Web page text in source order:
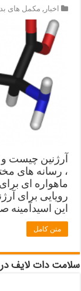
اخبار, مکمل های
آرژنین چیست و
، رسانه های
ماهواره ای
رویایی برای
این
متن کامل
سلامت دات لایف